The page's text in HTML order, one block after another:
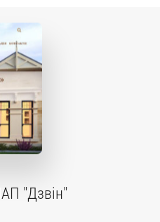
"Дзвін"